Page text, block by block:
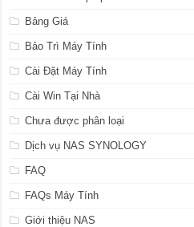
Bảng Giá
Bảo Trì Máy Tính
Cài Đặt Máy Tính
Cài Win Tại Nhà
Chưa được phân loại
Dịch vụ NAS SYNOLOGY
FAQ
FAQs Máy Tính
Giới thiệu NAS